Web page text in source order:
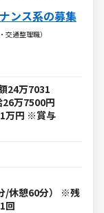
ンス系の募集
通整理職）
24万7031
万7500円
万円 ※賞与
/休憩60分） ※残
回